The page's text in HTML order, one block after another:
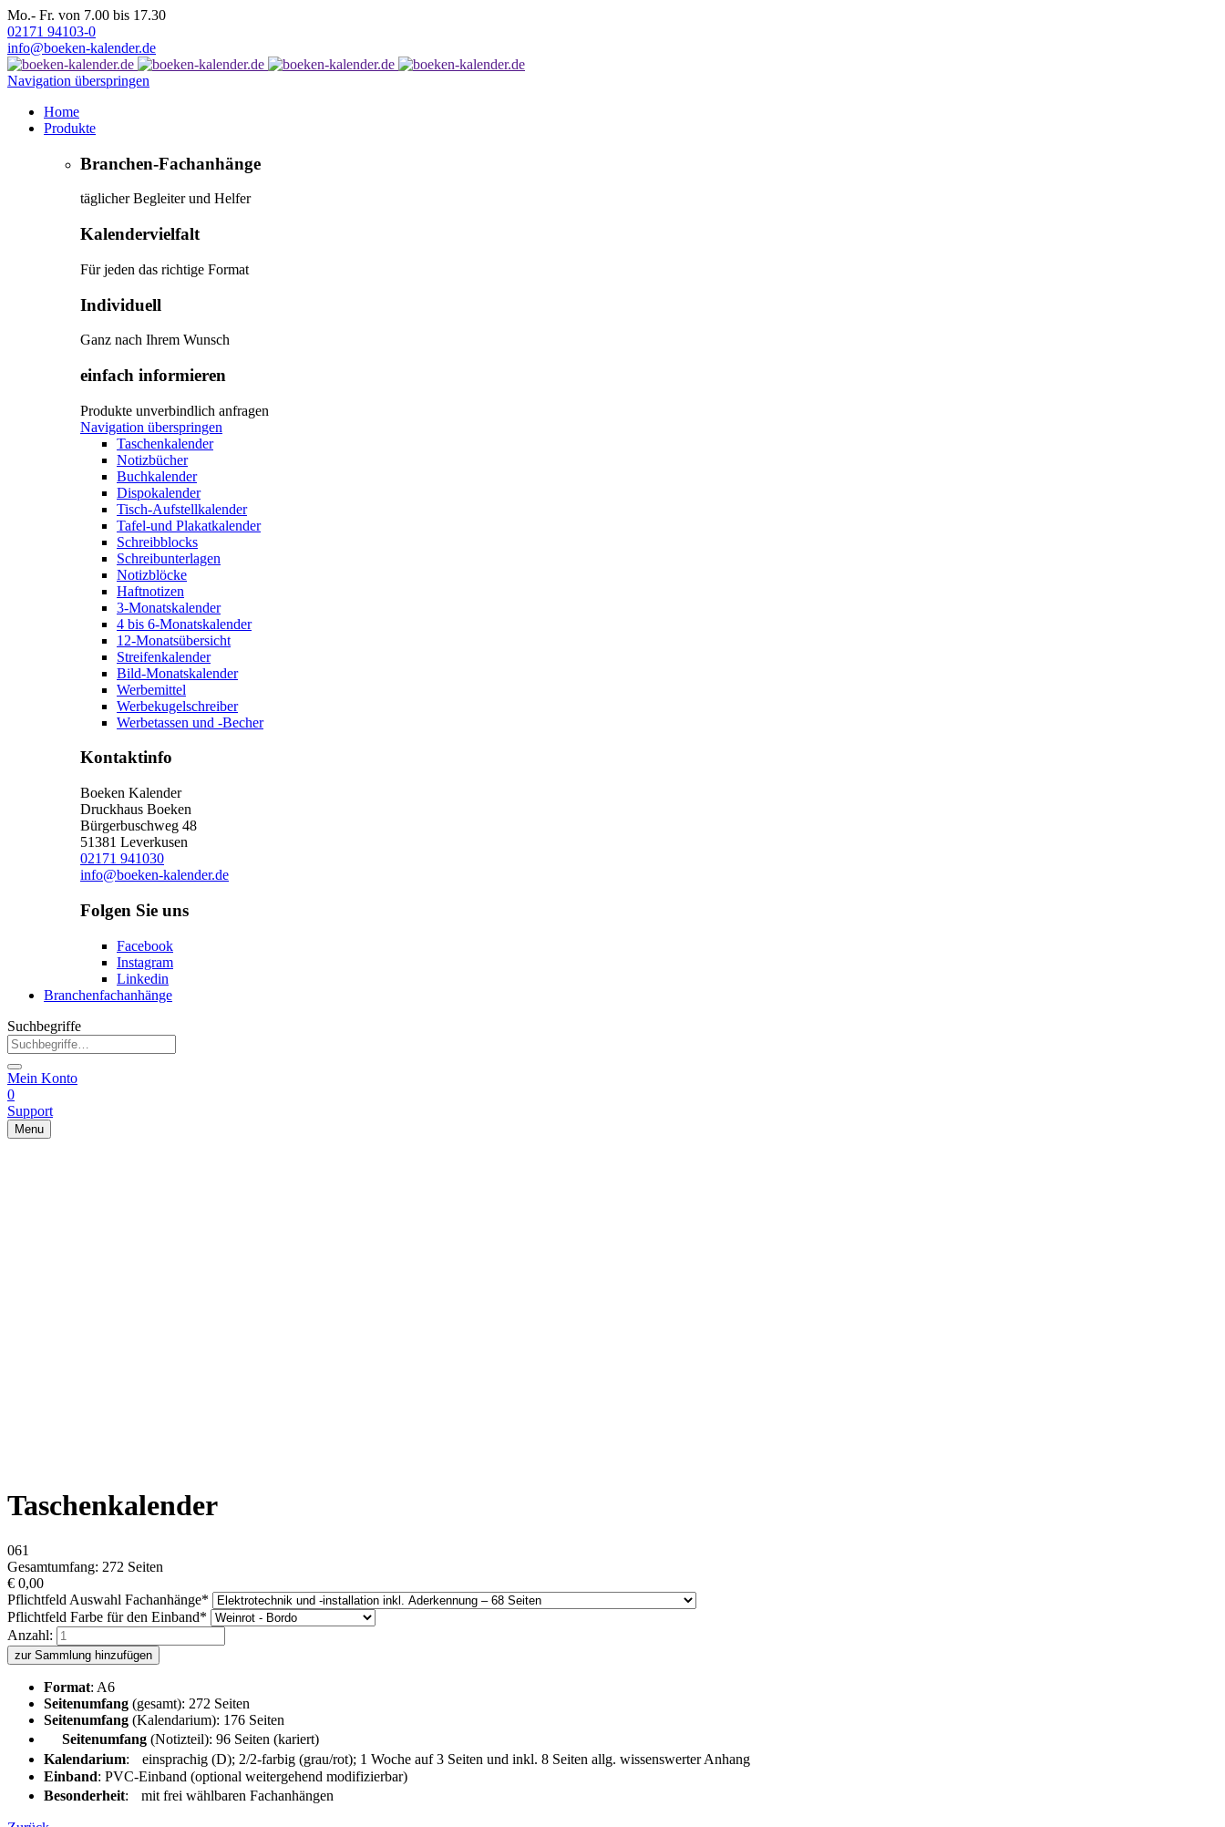
Mo.- Fr. von 7.00 bis 17.30
02171 94103-0
info@boeken-kalender.de
Navigation überspringen
Home
Produkte
Branchen-Fachanhänge
täglicher Begleiter und Helfer
Kalendervielfalt
Für jeden das richtige Format
Individuell
Ganz nach Ihrem Wunsch
einfach informieren
Produkte unverbindlich anfragen
Navigation überspringen
Taschenkalender
Notizbücher
Buchkalender
Dispokalender
Tisch-Aufstellkalender
Tafel-und Plakatkalender
Schreibblocks
Schreibunterlagen
Notizblöcke
Haftnotizen
3-Monatskalender
4 bis 6-Monatskalender
12-Monatsübersicht
Streifenkalender
Bild-Monatskalender
Werbemittel
Werbekugelschreiber
Werbetassen und -Becher
Kontaktinfo
Boeken Kalender
Druckhaus Boeken
Bürgerbuschweg 48
51381 Leverkusen
02171 941030
info@boeken-kalender.de
Folgen Sie uns
Facebook
Instagram
Linkedin
Branchenfachanhänge
Suchbegriffe
Mein Konto
0
Support
Menu
Taschenkalender
061
Gesamtumfang: 272 Seiten
€ 0,00
Pflichtfeld Auswahl Fachanhänge*
Pflichtfeld Farbe für den Einband*
Anzahl:
zur Sammlung hinzufügen
Format: A6
Seitenumfang (gesamt): 272 Seiten
Seitenumfang (Kalendarium): 176 Seiten
Seitenumfang (Notizteil): 96 Seiten (kariert)
Kalendarium: einsprachig (D); 2/2-farbig (grau/rot); 1 Woche auf 3 Seiten und inkl. 8 Seiten allg. wissenswerter Anhang
Einband: PVC-Einband (optional weitergehend modifizierbar)
Besonderheit: mit frei wählbaren Fachanhängen